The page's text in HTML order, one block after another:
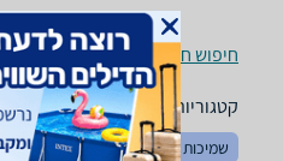
חיפוש חנויות פופים לפי עיר
קטגוריות משלימות
שמיכות וכריות שטיחים